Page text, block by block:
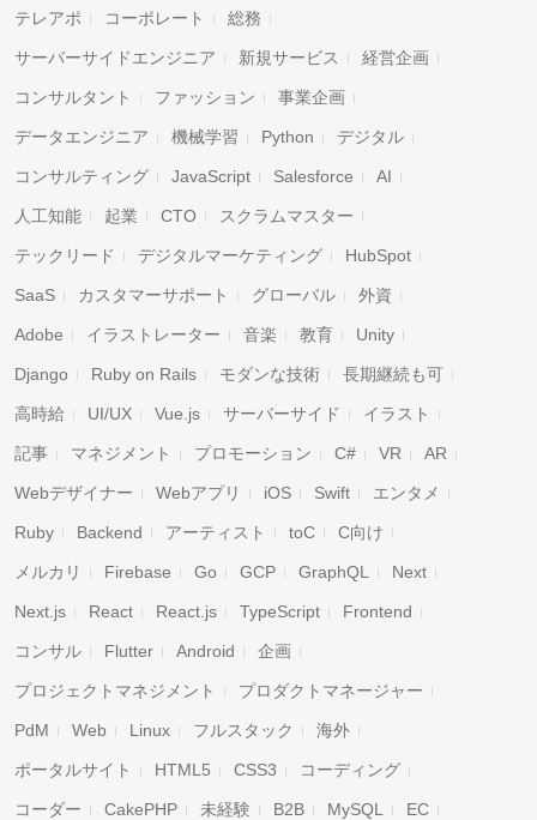
テレアポ コーポレート 総務
サーバーサイドエンジニア 新規サービス 経営企画
コンサルタント ファッション 事業企画
データエンジニア 機械学習 Python デジタル
コンサルティング JavaScript Salesforce AI
人工知能 起業 CTO スクラムマスター
テックリード デジタルマーケティング HubSpot
SaaS カスタマーサポート グローバル 外資
Adobe イラストレーター 音楽 教育 Unity
Django Ruby on Rails モダンな技術 長期継続も可
高時給 UI/UX Vue.js サーバーサイド イラスト
記事 マネジメント プロモーション C# VR AR
Webデザイナー Webアプリ iOS Swift エンタメ
Ruby Backend アーティスト toC C向け
メルカリ Firebase Go GCP GraphQL Next
Next.js React React.js TypeScript Frontend
コンサル Flutter Android 企画
プロジェクトマネジメント プロダクトマネージャー
PdM Web Linux フルスタック 海外
ポータルサイト HTML5 CSS3 コーディング
コーダー CakePHP 未経験 B2B MySQL EC